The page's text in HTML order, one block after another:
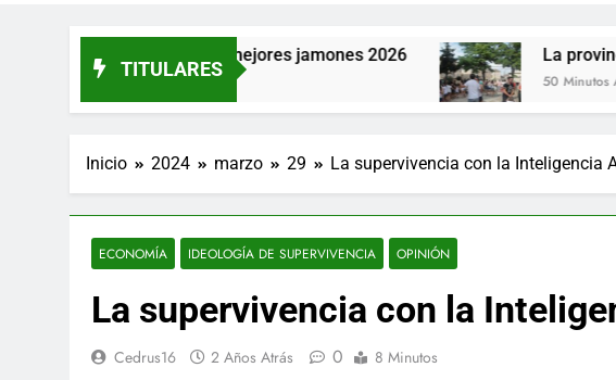
TITULARES
a los mejores jamones 2026 La provincia vibra este
50 Minutos Atrás
Inicio 2024 marzo 29 La supervivencia con la Inteligencia
ECONOMÍA IDEOLOGÍA DE SUPERVIVENCIA OPINIÓN
La supervivencia con la
Cedrus16 2 Años Atrás 0 8 Minutos